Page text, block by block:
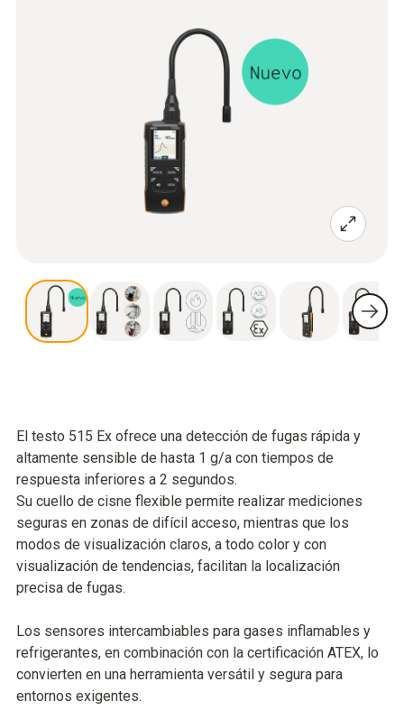
El testo 515 Ex ofrece una detección de fugas rápida y
altamente sensible de hasta 1 g/a con tiempos de
respuesta inferiores a 2 segundos.
Su cuello de cisne flexible permite realizar mediciones
seguras en zonas de difícil acceso, mientras que los
modos de visualización claros, a todo color y con
visualización de tendencias, facilitan la localización
precisa de fugas.
Los sensores intercambiables para gases inflamables y
refrigerantes, en combinación con la certificación ATEX, lo
convierten en una herramienta versátil y segura para
entornos exigentes.